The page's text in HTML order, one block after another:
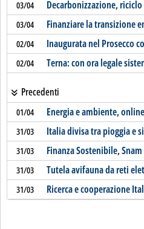
03/04 Decarbonizzazione,
03/04 Finanziare la transizione
02/04 Inaugurata nel Prosecco
02/04 Terna: con ora legale
Precedenti
01/04 Energia e ambiente,
31/03 Italia divisa tra pioggia e
31/03 Finanza Sostenibile,
31/03 Tutela avifauna da reti
31/03 Ricerca e cooperazione